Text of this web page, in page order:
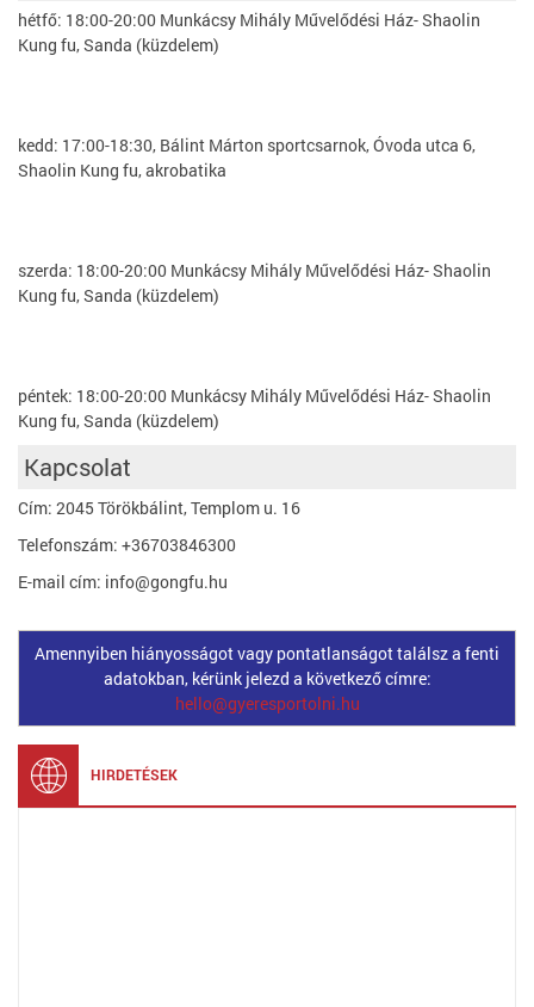
hétfő: 18:00-20:00 Munkácsy Mihály Művelődési Ház- Shaolin
Kung fu, Sanda (küzdelem)
kedd: 17:00-18:30, Bálint Márton sportcsarnok, Óvoda utca 6,
Shaolin Kung fu, akrobatika
szerda: 18:00-20:00 Munkácsy Mihály Művelődési Ház- Shaolin
Kung fu, Sanda (küzdelem)
péntek: 18:00-20:00 Munkácsy Mihály Művelődési Ház- Shaolin
Kung fu, Sanda (küzdelem)
Kapcsolat
Cím: 2045 Törökbálint, Templom u. 16
Telefonszám: +36703846300
E-mail cím: info@gongfu.hu
Amennyiben hiányosságot vagy pontatlanságot találsz a fenti
adatokban, kérünk jelezd a következő címre:
hello@gyeresportolni.hu
HIRDETÉSEK